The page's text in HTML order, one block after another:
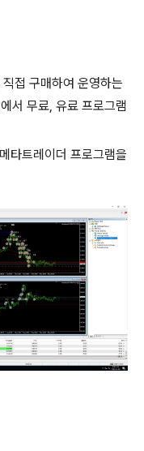
접 구매하여 운영하는
서 무료, 유료 프로그램
타트레이더 프로그램을